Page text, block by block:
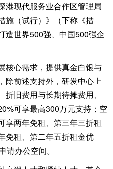
港现代服务业合作区管理局
施（试行）》（下称《措
造世界500强、中国500强企
心需求，提供真金白银与
除前述支持外，研发中心上
旧费用与长期待摊费用、
可享最高300万元支持；空
享两年免租、第三年三折租
免租、第二年五折租金优
请办公空间。